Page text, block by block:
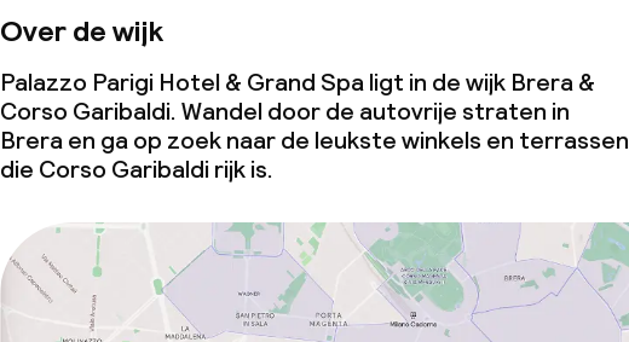
Kleine huisdieren toegestaan
Over de wijk
Palazzo Parigi Hotel & Grand Spa ligt in de wijk Brera &
Corso Garibaldi. Wandel door de autovrije straten in
Brera en ga op zoek naar de leukste winkels en terrassen
die Corso Garibaldi rijk is.